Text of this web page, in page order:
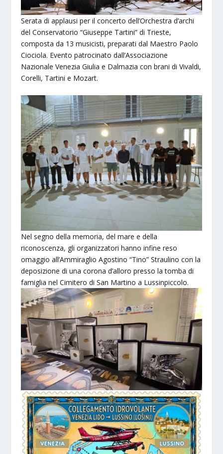
Serata di applausi per il concerto dell’Orchestra d’archi
del Conservatorio “Giuseppe Tartini” di Trieste,
composta da 13 musicisti, preparati dal Maestro Paolo
Ciociola. Evento patrocinato dall’Associazione
Nazionale Venezia Giulia e Dalmazia con brani di Vivaldi,
Corelli, Tartini e Mozart.
Nel segno della memoria, del mare e della
riconoscenza, gli organizzatori hanno infine reso
omaggio all’Ammiraglio Agostino “Tino” Straulino con la
deposizione di una corona d’alloro presso la tomba di
famiglia nel Cimitero di San Martino a Lussinpiccolo.